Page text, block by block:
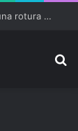
Ter Stegen operado “satisfactoriamente” de una rotura completa del tendón rotuliano